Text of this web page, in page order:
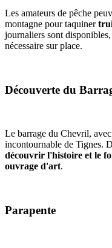
Les amateurs de pêche
montagne pour taquiner
journaliers sont
nécessaire sur place.
Découverte du
Le barrage du Chevril,
incontournable de Tignes.
découvrir l'histoire et le
ouvrage d'art.
Parapente